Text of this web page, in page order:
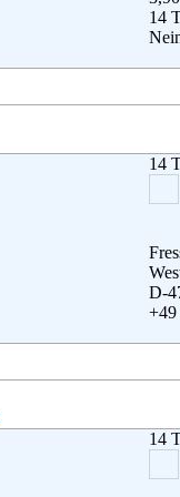
14
+49
14
D-
+49
14